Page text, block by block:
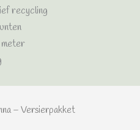
recycling
– Versierpakket